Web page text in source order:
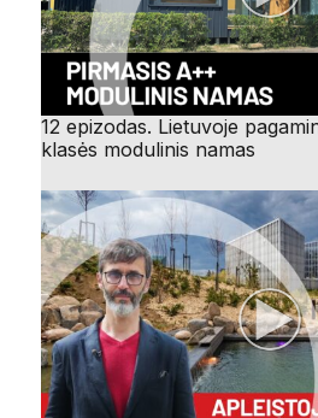
12 epizodas. Lietuvoje
klasės modulinis namas